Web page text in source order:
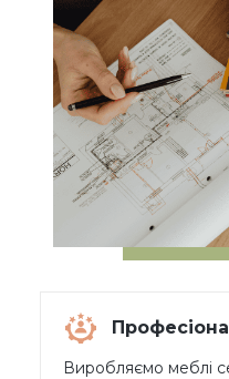
Виробляємо меблі